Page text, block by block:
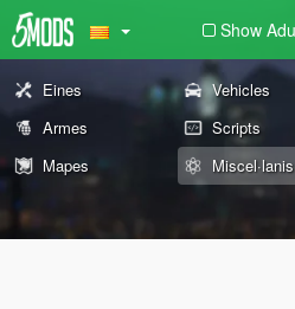
Show
Eines Vehicles
Armes
Scripts
Mapes
Miscel·lanis